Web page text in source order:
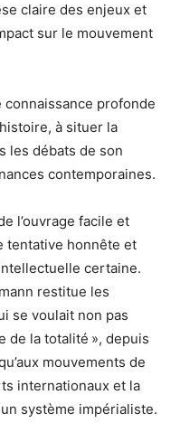
claire des enjeux et
sur le mouvement
profonde
à situer la
les débats de son
contemporaines.
l’ouvrage facile et
tentative honnête et
certaine.
restitue les
se voulait non pas
de la totalité », depuis
mouvements de
internationaux et la
système impérialiste.